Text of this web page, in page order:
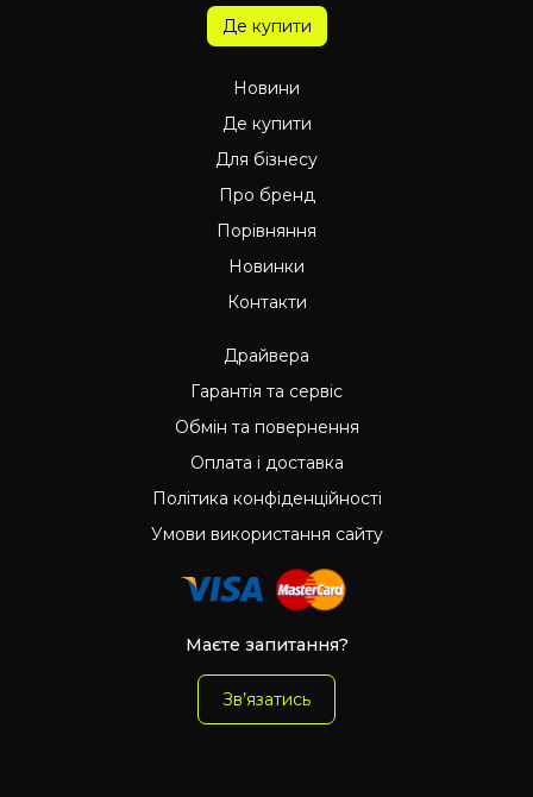
Де купити
Новини
Де купити
Для бізнесу
Про бренд
Порівняння
Новинки
Контакти
Драйвера
Гарантія та сервіс
Обмін та повернення
Оплата і доставка
Політика конфіденційності
Умови використання сайту
Маєте запитання?
Зв’язатись